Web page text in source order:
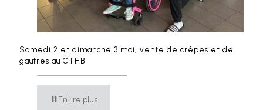
Samedi 2 et dimanche 3 mai, vente de crêpes et de
gaufres au CTHB
En lire plus